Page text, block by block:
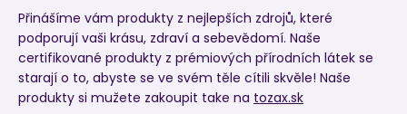
Přinášíme vám produkty z nejlepších zdrojů, které
podporují vaši krásu, zdraví a sebevědomí. Naše
certifikované produkty z prémiových přírodních látek se
starají o to, abyste se ve svém těle cítili skvěle! Naše
produkty si mužete zakoupit take na tozax.sk